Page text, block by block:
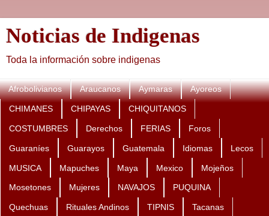
Noticias de Indigenas
Toda la información sobre indigenas
Afrobolivianos Araucanos Aymaras Ayoreos
CHIMANES CHIPAYAS CHIQUITANOS
COSTUMBRES Derechos FERIAS Foros
Guaraníes Guarayos Guatemala Idiomas Lecos
MUSICA Mapuches Maya Mexico Mojeños
Mosetones Mujeres NAVAJOS PUQUINA
Quechuas Rituales Andinos TIPNIS Tacanas